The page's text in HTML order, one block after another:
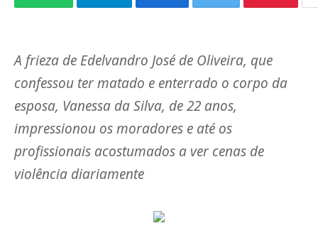
A frieza de Edelvandro José de Oliveira, que
confessou ter matado e enterrado o corpo da
esposa, Vanessa da Silva, de 22 anos,
impressionou os moradores e até os
profissionais acostumados a ver cenas de
violência diariamente